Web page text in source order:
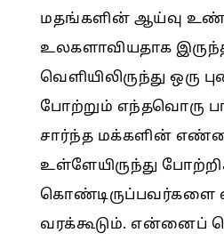
மதங்களின் ஆய்வு
உலகளாவியதாக
வெளியிலிருந்து ஒரு
போற்றும் எந்தவொரு
சார்ந்த மக்களின்
உள்ளேயிருந்து
கொண்டிருப்பவர்களை
வரக்கூடும். என்னைப்